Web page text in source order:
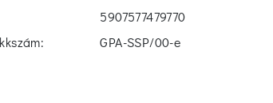
5907577479770
GPA-SSP/00-e